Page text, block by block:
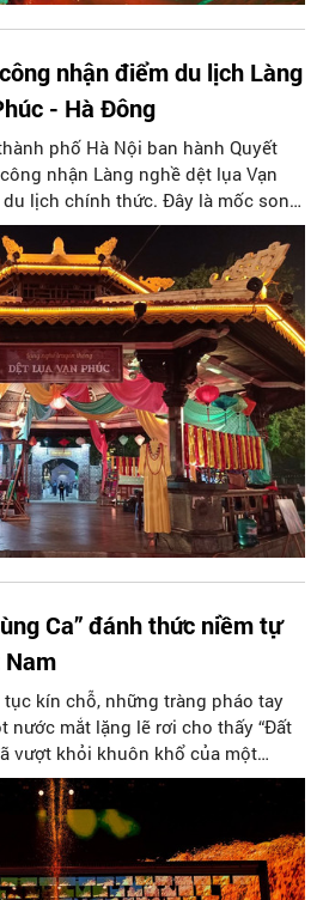
nhận điểm du lịch Làng
- Hà Đông
phố Hà Nội ban hành Quyết
nhận Làng nghề dệt lụa Vạn
lịch chính thức. Đây là mốc son
bảo tồn di sản văn hóa, đồng
nghề khẳng định vị thế, phát triển
và lan tỏa tinh hoa lụa Việt.
Ca” đánh thức niềm tự
kín chỗ, những tràng pháo tay
nước mắt lặng lẽ rơi cho thấy “Đất
vượt khỏi khuôn khổ của một
Kể câu chuyện lấy cảm hứng từ
ngữ sân khấu hiện đại, tác
thế hệ khán giả, mà còn được
mới của sản phẩm công
thành “đại sứ” đưa lịch sử và bản